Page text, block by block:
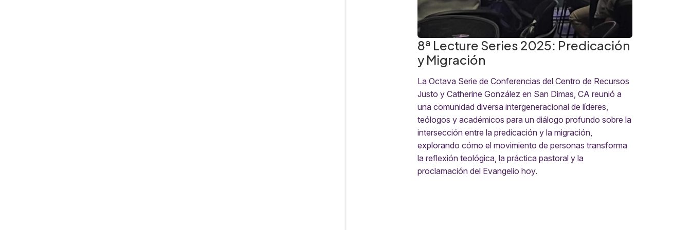
8ª Lecture Series 2025: Predicación
y Migración
La Octava Serie de Conferencias del Centro de Recursos
Justo y Catherine González en San Dimas, CA reunió a
una comunidad diversa intergeneracional de líderes,
teólogos y académicos para un diálogo profundo sobre la
intersección entre la predicación y la migración,
explorando cómo el movimiento de personas transforma
la reflexión teológica, la práctica pastoral y la
proclamación del Evangelio hoy.